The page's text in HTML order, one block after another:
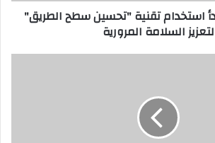
استخدام تقنية "تحسين سطح الطريق"
لتعزيز السلامة المرورية